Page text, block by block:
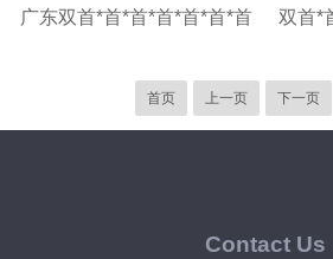
广东双首*首*首*首*首*首*首 双首*
*首*
首页 上一页 下一页
Contact Us